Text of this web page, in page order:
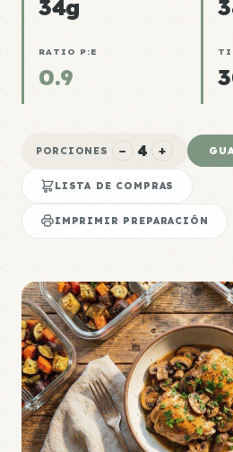
34g
RATIO P:E
0.9
PORCIONES − 4 +
LISTA DE COMPRAS
IMPRIMIR PREPARACIÓN